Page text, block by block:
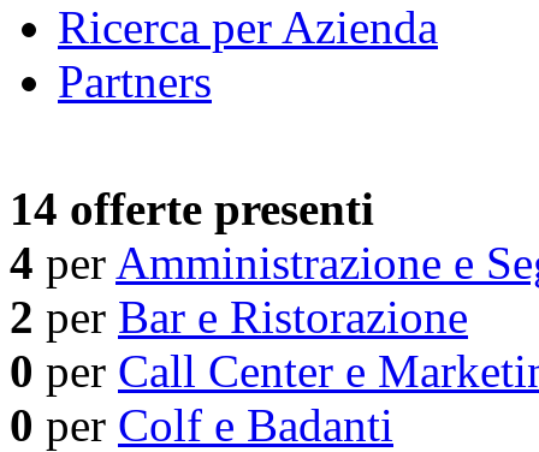
Ricerca per Azienda
Partners
14 offerte presenti
4 per Amministrazione e
2 per Bar e Ristorazione
0 per Call Center e
0 per Colf e Badanti